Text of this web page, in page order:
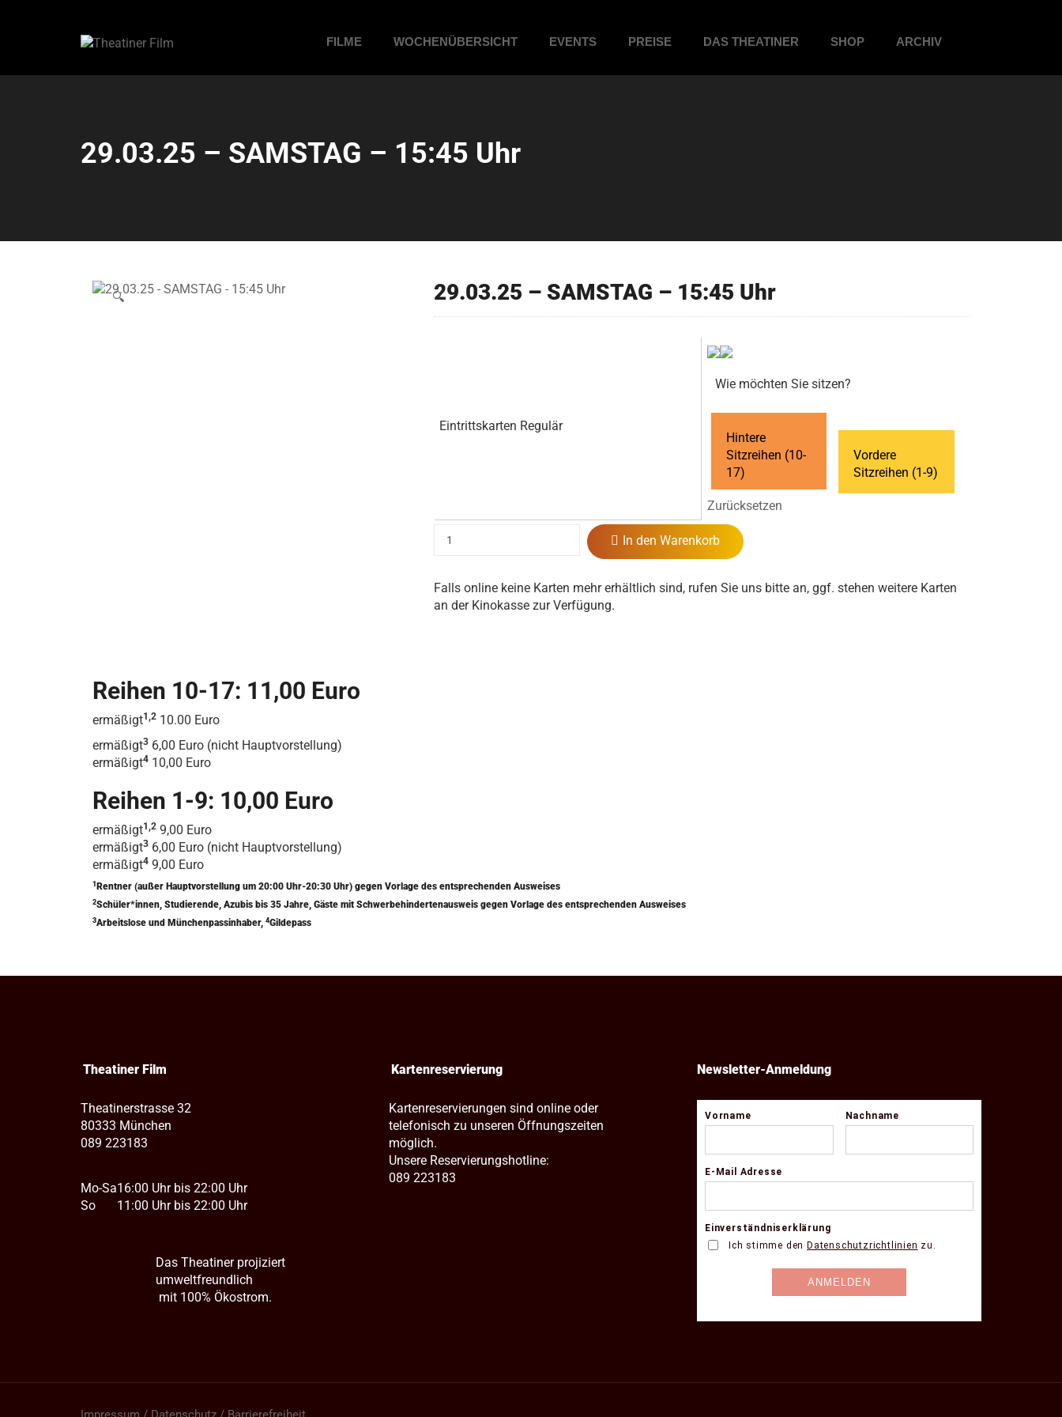
FILME WOCHENÜBERSICHT EVENTS PREISE DAS THEATINER SHOP ARCHIV
29.03.25 – SAMSTAG – 15:45 Uhr
🔍 29.03.25 – SAMSTAG – 15:45 Uhr
Eintrittskarten Regulär
Wie möchten Sie sitzen?
Hintere
Sitzreihen (10-
17)
Vordere
Sitzreihen (1-9)
Zurücksetzen
In den Warenkorb
Falls online keine Karten mehr erhältlich sind, rufen Sie uns bitte an, ggf. stehen weitere Karten
an der Kinokasse zur Verfügung.
Reihen 10-17: 11,00 Euro
ermäßigt1,2 10.00 Euro
ermäßigt3 6,00 Euro (nicht Hauptvorstellung)
ermäßigt4 10,00 Euro
Reihen 1-9: 10,00 Euro
ermäßigt1,2 9,00 Euro
ermäßigt3 6,00 Euro (nicht Hauptvorstellung)
ermäßigt4 9,00 Euro
1 Rentner (außer Hauptvorstellung um 20:00 Uhr-20:30 Uhr) gegen Vorlage des entsprechenden Ausweises
2Schüler*innen, Studierende, Azubis bis 35 Jahre, Gäste mit Schwerbehindertenausweis gegen Vorlage des entsprechenden Ausweises
3Arbeitslose und Münchenpassinhaber, 4Gildepass
Theatiner Film
Theatinerstrasse 32
80333 München
089 223183
Mo-Sa
So
16:00 Uhr bis 22:00 Uhr
11:00 Uhr bis 22:00 Uhr
Das Theatiner projiziert
umweltfreundlich
mit 100% Ökostrom.
Kartenreservierung
Kartenreservierungen sind online oder
telefonisch zu unseren Öffnungszeiten
möglich.
Unsere Reservierungshotline:
089 223183
Newsletter-Anmeldung